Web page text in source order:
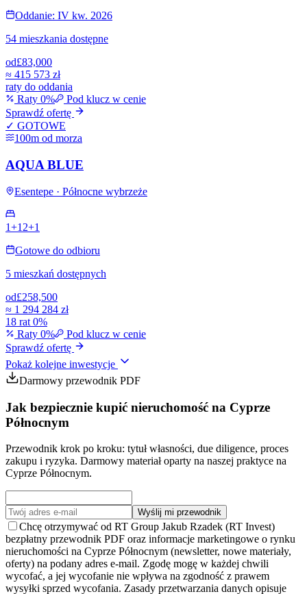
Oddanie: IV kw. 2026
54 mieszkania dostępne
od£83,000
≈ 415 573 zł
raty do oddania
Raty 0%
Pod klucz w cenie
Sprawdź ofertę
✓ GOTOWE
100m od morza
AQUA BLUE
Esentepe · Północne wybrzeże
1+1 2+1
Gotowe do odbioru
5 mieszkań dostępnych
od£258,500
≈ 1 294 284 zł
18 rat 0%
Raty 0%
Pod klucz w cenie
Sprawdź ofertę
Pokaż kolejne inwestycje
Darmowy przewodnik PDF
Jak bezpiecznie kupić nieruchomość na Cyprze
Północnym
Przewodnik krok po kroku: tytuł własności, due diligence, proces
zakupu i ryzyka. Darmowy materiał oparty na naszej praktyce na
Cyprze Północnym.
Wyślij mi przewodnik
Chcę otrzymywać od RT Group Jakub Rzadek (RT Invest)
bezpłatny przewodnik PDF oraz informacje marketingowe o rynku
nieruchomości na Cyprze Północnym (newsletter, nowe materiały,
oferty) na podany adres e-mail. Zgodę mogę w każdej chwili
wycofać, a jej wycofanie nie wpływa na zgodność z prawem
wysyłki sprzed wycofania. Zasady przetwarzania danych opisuje